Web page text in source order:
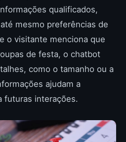
qualificados,
mesmo preferências de
o visitante menciona que
de festa, o chatbot
como o tamanho ou a
ajudam a
futuras interações.